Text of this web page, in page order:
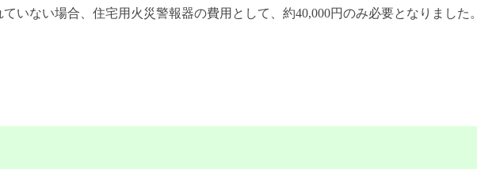
いない場合、住宅用火災警報器の費用として、約40,000円のみ必要となりました。